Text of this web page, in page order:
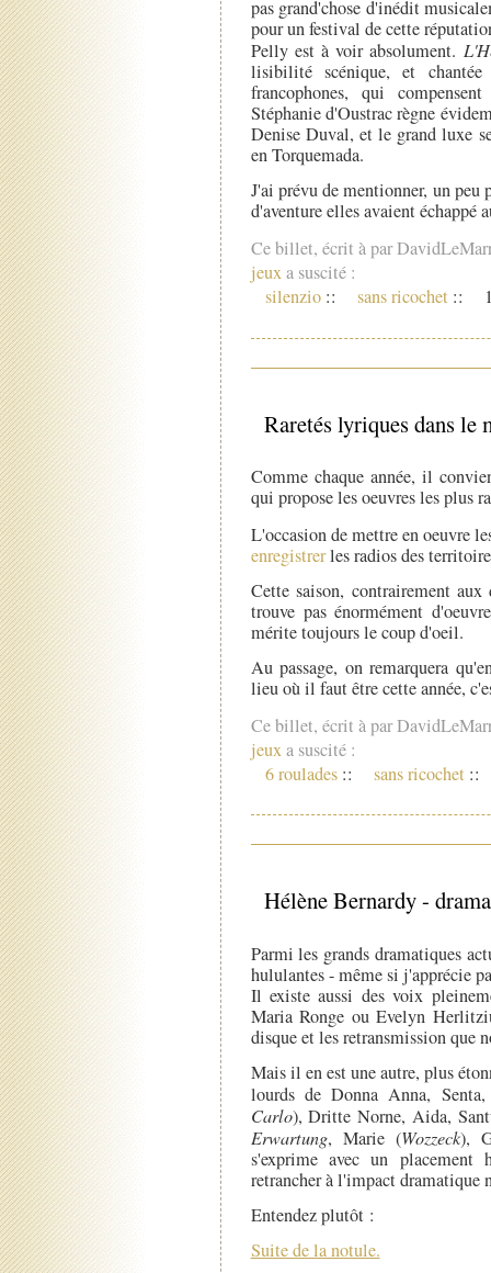
pas grand'chose d'inédit
pour un festival de cette
Pelly est à voir absolument.
lisibilité scénique, et
francophones, qui
Stéphanie d'Oustrac règne
Denise Duval, et le grand luxe
en Torquemada.
J'ai prévu de mentionner, un
d'aventure elles avaient échappé
Ce billet, écrit à par
jeuxa suscité :
silenzio :: sans ricochet ::
Raretés lyriques dans le
Comme chaque année, il
qui propose les oeuvres les plus
L'occasion de mettre en oeuvre
enregistrerles radios des
Cette saison, contrairement aux
trouve pas énormément
mérite toujours le coup d'oeil.
Au passage, on remarquera
lieu où il faut être cette année,
Ce billet, écrit à par
jeuxa suscité :
6 roulades :: sans ricochet ::
Hélène Bernardy -
Parmi les grands dramatiques
hululantes - même si j'apprécie
Il existe aussi des voix
Maria Ronge ou Evelyn
disque et les retransmission que
Mais il en est une autre, plus
lourds de Donna Anna,
Carlo), Dritte Norne, Aida,
Erwartung, Marie (Wozzeck),
s'exprime avec un
retrancher à l'impact dramatique
Entendez plutôt :
Suite de la notule.